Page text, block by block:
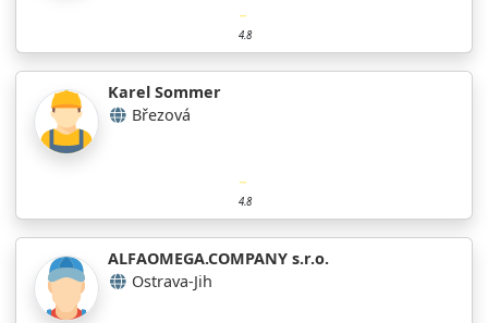
4.8
Karel Sommer
Březová
4.8
ALFAOMEGA.COMPANY s.r.o.
Ostrava-Jih